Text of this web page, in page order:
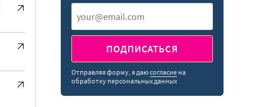
ПОДПИСАТЬСЯ
Отправляя форму, я даюсогласие на
обработку персональных данных